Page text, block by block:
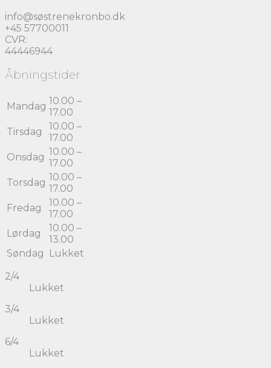
info@søstrenekronbo.dk
+45 57700011
CVR:
44446944
Åbningstider
Mandag 10.00 –
17.00
Tirsdag
10.00 –
17.00
Onsdag 10.00 –
17.00
Torsdag 10.00 –
17.00
Fredag
10.00 –
17.00
Lørdag
10.00 –
13.00
Søndag
Lukket
2/4
Lukket
3/4
Lukket
6/4
Lukket